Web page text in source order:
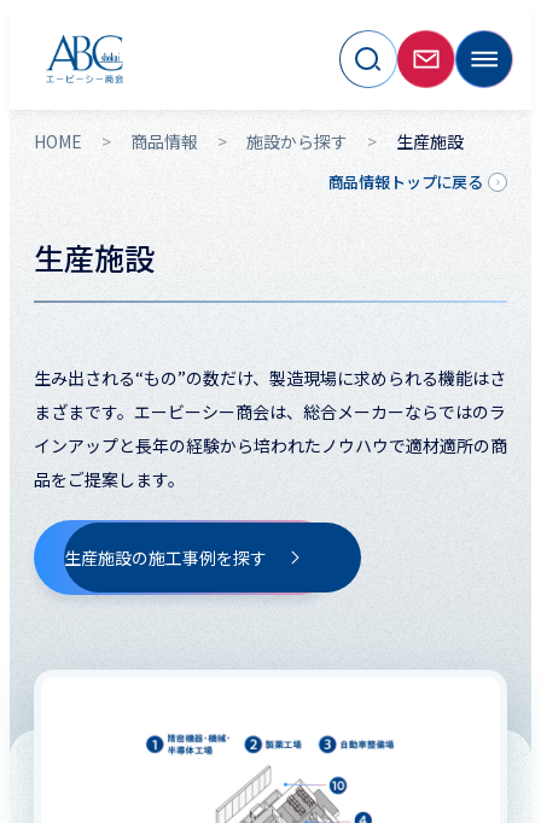
HOME 商品情報 施設から探す 生産施設
商品情報トップに戻る
生産施設
生み出される“もの”の数だけ、製造現場に求められる機能はさ
まざまです。エービーシー商会は、総合メーカーならではのラ
インアップと長年の経験から培われたノウハウで適材適所の商
品をご提案します。
生産施設の施工事例を探す